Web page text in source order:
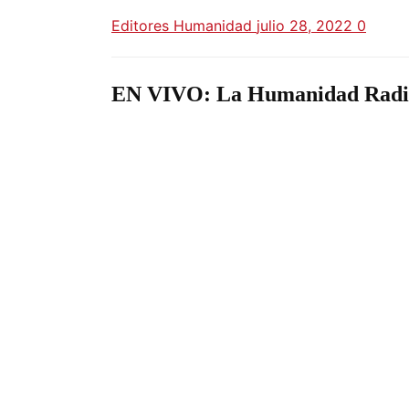
Editores Humanidad julio 28, 2022 0
EN VIVO: La Humanidad